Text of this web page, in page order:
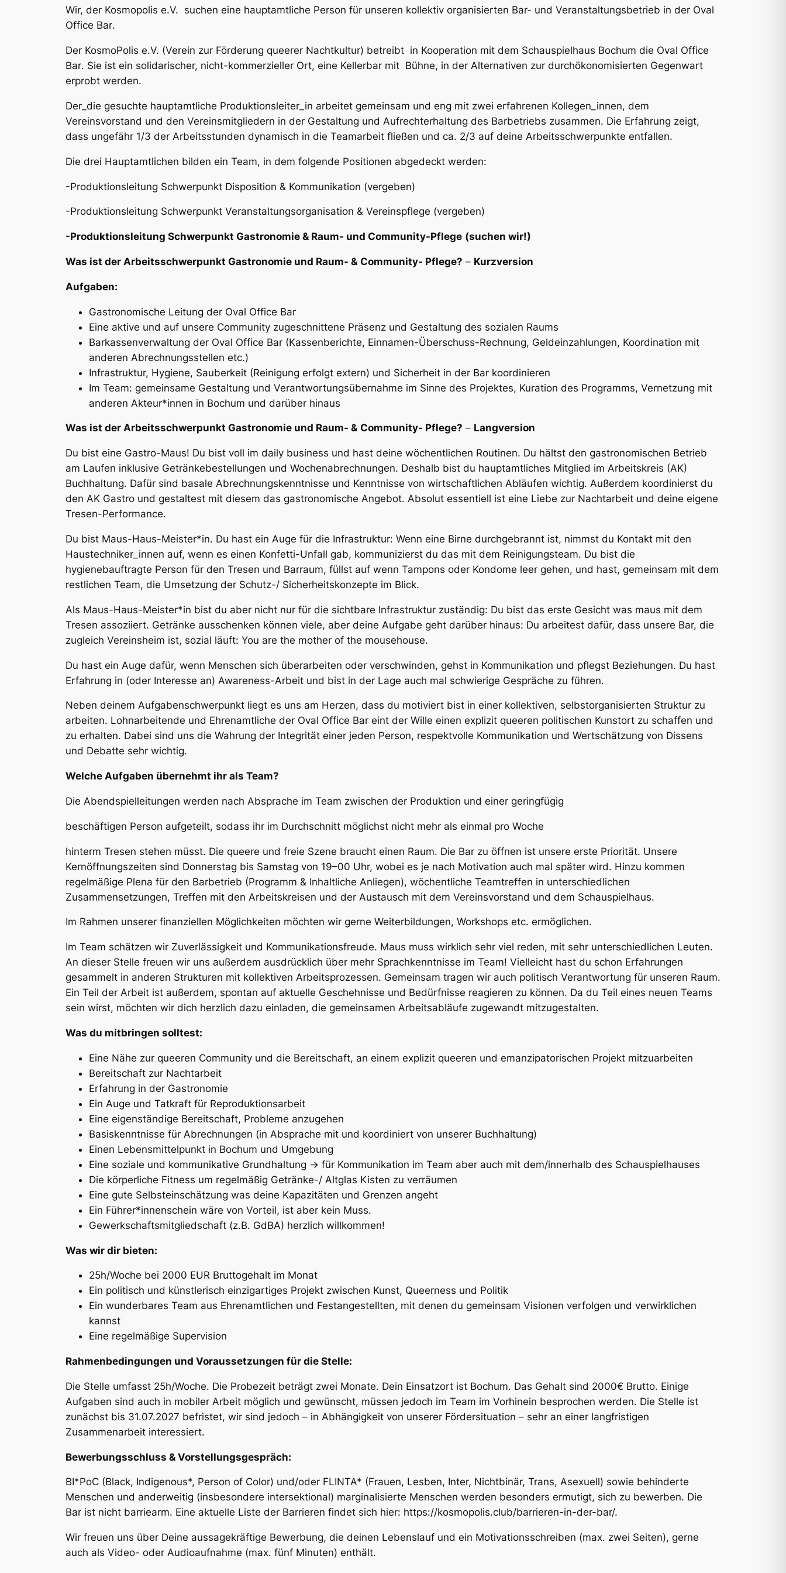
Wir, der Kosmopolis e.V. suchen eine hauptamtliche Person für unseren kollektiv organisierten Bar- und Veranstaltungsbetrieb in der Oval
Office Bar.
Der KosmoPolis e.V. (Verein zur Förderung queerer Nachtkultur) betreibt in Kooperation mit dem Schauspielhaus Bochum die Oval Office
Bar. Sie ist ein solidarischer, nicht-kommerzieller Ort, eine Kellerbar mit Bühne, in der Alternativen zur durchökonomisierten Gegenwart
erprobt werden.
Der_die gesuchte hauptamtliche Produktionsleiter_in arbeitet gemeinsam und eng mit zwei erfahrenen Kollegen_innen, dem
Vereinsvorstand und den Vereinsmitgliedern in der Gestaltung und Aufrechterhaltung des Barbetriebs zusammen. Die Erfahrung zeigt,
dass ungefähr 1/3 der Arbeitsstunden dynamisch in die Teamarbeit fließen und ca. 2/3 auf deine Arbeitsschwerpunkte entfallen.
Die drei Hauptamtlichen bilden ein Team, in dem folgende Positionen abgedeckt werden:
-Produktionsleitung Schwerpunkt Disposition & Kommunikation (vergeben)
-Produktionsleitung Schwerpunkt Veranstaltungsorganisation & Vereinspflege (vergeben)
-Produktionsleitung Schwerpunkt Gastronomie & Raum- und Community-Pflege (suchen wir!)
Was ist der Arbeitsschwerpunkt Gastronomie und Raum- & Community- Pflege? – Kurzversion
Aufgaben:
Gastronomische Leitung der Oval Office Bar
Eine aktive und auf unsere Community zugeschnittene Präsenz und Gestaltung des sozialen Raums
Barkassenverwaltung der Oval Office Bar (Kassenberichte, Einnamen-Überschuss-Rechnung, Geldeinzahlungen, Koordination mit
anderen Abrechnungsstellen etc.)
Infrastruktur, Hygiene, Sauberkeit (Reinigung erfolgt extern) und Sicherheit in der Bar koordinieren
Im Team: gemeinsame Gestaltung und Verantwortungsübernahme im Sinne des Projektes, Kuration des Programms, Vernetzung mit
anderen Akteur*innen in Bochum und darüber hinaus
Was ist der Arbeitsschwerpunkt Gastronomie und Raum- & Community- Pflege? – Langversion
Du bist eine Gastro-Maus! Du bist voll im daily business und hast deine wöchentlichen Routinen. Du hältst den gastronomischen Betrieb
am Laufen inklusive Getränkebestellungen und Wochenabrechnungen. Deshalb bist du hauptamtliches Mitglied im Arbeitskreis (AK)
Buchhaltung. Dafür sind basale Abrechnungskenntnisse und Kenntnisse von wirtschaftlichen Abläufen wichtig. Außerdem koordinierst du
den AK Gastro und gestaltest mit diesem das gastronomische Angebot. Absolut essentiell ist eine Liebe zur Nachtarbeit und deine eigene
Tresen-Performance.
Du bist Maus-Haus-Meister*in. Du hast ein Auge für die Infrastruktur: Wenn eine Birne durchgebrannt ist, nimmst du Kontakt mit den
Haustechniker_innen auf, wenn es einen Konfetti-Unfall gab, kommunizierst du das mit dem Reinigungsteam. Du bist die
hygienebauftragte Person für den Tresen und Barraum, füllst auf wenn Tampons oder Kondome leer gehen, und hast, gemeinsam mit dem
restlichen Team, die Umsetzung der Schutz-/ Sicherheitskonzepte im Blick.
Als Maus-Haus-Meister*in bist du aber nicht nur für die sichtbare Infrastruktur zuständig: Du bist das erste Gesicht was maus mit dem
Tresen assoziiert. Getränke ausschenken können viele, aber deine Aufgabe geht darüber hinaus: Du arbeitest dafür, dass unsere Bar, die
zugleich Vereinsheim ist, sozial läuft: You are the mother of the mousehouse.
Du hast ein Auge dafür, wenn Menschen sich überarbeiten oder verschwinden, gehst in Kommunikation und pflegst Beziehungen. Du hast
Erfahrung in (oder Interesse an) Awareness-Arbeit und bist in der Lage auch mal schwierige Gespräche zu führen.
Neben deinem Aufgabenschwerpunkt liegt es uns am Herzen, dass du motiviert bist in einer kollektiven, selbstorganisierten Struktur zu
arbeiten. Lohnarbeitende und Ehrenamtliche der Oval Office Bar eint der Wille einen explizit queeren politischen Kunstort zu schaffen und
zu erhalten. Dabei sind uns die Wahrung der Integrität einer jeden Person, respektvolle Kommunikation und Wertschätzung von Dissens
und Debatte sehr wichtig.
Welche Aufgaben übernehmt ihr als Team?
Die Abendspielleitungen werden nach Absprache im Team zwischen der Produktion und einer geringfügig
beschäftigen Person aufgeteilt, sodass ihr im Durchschnitt möglichst nicht mehr als einmal pro Woche
hinterm Tresen stehen müsst. Die queere und freie Szene braucht einen Raum. Die Bar zu öffnen ist unsere erste Priorität. Unsere
Kernöffnungszeiten sind Donnerstag bis Samstag von 19–00 Uhr, wobei es je nach Motivation auch mal später wird. Hinzu kommen
regelmäßige Plena für den Barbetrieb (Programm & Inhaltliche Anliegen), wöchentliche Teamtreffen in unterschiedlichen
Zusammensetzungen, Treffen mit den Arbeitskreisen und der Austausch mit dem Vereinsvorstand und dem Schauspielhaus.
Im Rahmen unserer finanziellen Möglichkeiten möchten wir gerne Weiterbildungen, Workshops etc. ermöglichen.
Im Team schätzen wir Zuverlässigkeit und Kommunikationsfreude. Maus muss wirklich sehr viel reden, mit sehr unterschiedlichen Leuten.
An dieser Stelle freuen wir uns außerdem ausdrücklich über mehr Sprachkenntnisse im Team! Vielleicht hast du schon Erfahrungen
gesammelt in anderen Strukturen mit kollektiven Arbeitsprozessen. Gemeinsam tragen wir auch politisch Verantwortung für unseren Raum.
Ein Teil der Arbeit ist außerdem, spontan auf aktuelle Geschehnisse und Bedürfnisse reagieren zu können. Da du Teil eines neuen Teams
sein wirst, möchten wir dich herzlich dazu einladen, die gemeinsamen Arbeitsabläufe zugewandt mitzugestalten.
Was du mitbringen solltest:
Eine Nähe zur queeren Community und die Bereitschaft, an einem explizit queeren und emanzipatorischen Projekt mitzuarbeiten
Bereitschaft zur Nachtarbeit
Erfahrung in der Gastronomie
Ein Auge und Tatkraft für Reproduktionsarbeit
Eine eigenständige Bereitschaft, Probleme anzugehen
Basiskenntnisse für Abrechnungen (in Absprache mit und koordiniert von unserer Buchhaltung)
Einen Lebensmittelpunkt in Bochum und Umgebung
Eine soziale und kommunikative Grundhaltung → für Kommunikation im Team aber auch mit dem/innerhalb des Schauspielhauses
Die körperliche Fitness um regelmäßig Getränke-/ Altglas Kisten zu verräumen
Eine gute Selbsteinschätzung was deine Kapazitäten und Grenzen angeht
Ein Führer*innenschein wäre von Vorteil, ist aber kein Muss.
Gewerkschaftsmitgliedschaft (z.B. GdBA) herzlich willkommen!
Was wir dir bieten:
25h/Woche bei 2000 EUR Bruttogehalt im Monat
Ein politisch und künstlerisch einzigartiges Projekt zwischen Kunst, Queerness und Politik
Ein wunderbares Team aus Ehrenamtlichen und Festangestellten, mit denen du gemeinsam Visionen verfolgen und verwirklichen
kannst
Eine regelmäßige Supervision
Rahmenbedingungen und Voraussetzungen für die Stelle:
Die Stelle umfasst 25h/Woche. Die Probezeit beträgt zwei Monate. Dein Einsatzort ist Bochum. Das Gehalt sind 2000€ Brutto. Einige
Aufgaben sind auch in mobiler Arbeit möglich und gewünscht, müssen jedoch im Team im Vorhinein besprochen werden. Die Stelle ist
zunächst bis 31.07.2027 befristet, wir sind jedoch – in Abhängigkeit von unserer Fördersituation – sehr an einer langfristigen
Zusammenarbeit interessiert.
Bewerbungsschluss & Vorstellungsgespräch:
BI*PoC (Black, Indigenous*, Person of Color) und/oder FLINTA* (Frauen, Lesben, Inter, Nichtbinär, Trans, Asexuell) sowie behinderte
Menschen und anderweitig (insbesondere intersektional) marginalisierte Menschen werden besonders ermutigt, sich zu bewerben. Die
Bar ist nicht barriearm. Eine aktuelle Liste der Barrieren findet sich hier: https://kosmopolis.club/barrieren-in-der-bar/.
Wir freuen uns über Deine aussagekräftige Bewerbung, die deinen Lebenslauf und ein Motivationsschreiben (max. zwei Seiten), gerne
auch als Video- oder Audioaufnahme (max. fünf Minuten) enthält.